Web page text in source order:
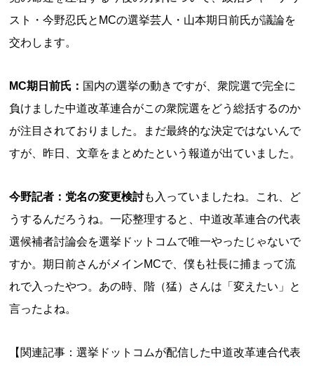
スト・今野忍氏とMCの選挙芸人・山本期日前氏が議論を
交わします。
MC期日前氏： 国内の選挙の動きですが、衆院選で完全に
負けました中道改革連合がこの衆院選をどう総括するのか
が注目されておりました。まだ最終的な決定ではないんで
すが、昨日、文章をまとめたという報道が出ていました。
今野記者：党名の変更検討も入っていましたね。これ、ど
うするんだろうね。一応整理すると、中道改革連合の代表
選候補者討論会を選挙ドットコムで唯一やったじゃないで
すか。期日前さんがメインMCで、僕も社長に捕まって流
れで入ったやつ。あの時、階（猛）さんは「変えたい」と
言ったよね。
【関連記事：選挙ドットコムが配信した中道改革連合代表